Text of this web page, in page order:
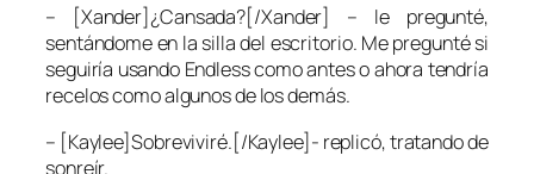
– [Xander]¿Cansada?[/Xander] – le pregunté,
sentándome en la silla del escritorio. Me pregunté si
seguiría usando Endless como antes o ahora tendría
recelos como algunos de los demás.
– [Kaylee]Sobreviviré.[/Kaylee]- replicó, tratando de
sonreír.